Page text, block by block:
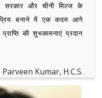
सरकार और चीनी मिल्ज के
बनाने में एक कदम आगे
की शुभकामनाएं प्रदान
Parveen Kumar, H.C.S.